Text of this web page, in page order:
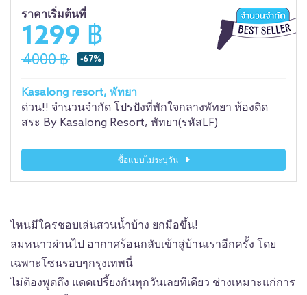
ราคาเริ่มต้นที่
1299 ฿
4000 ฿ -67%
Kasalong resort, พัทยา
ด่วน!! จำนวนจำกัด โปรปังที่พักใจกลางพัทยา ห้องติด
สระ By Kasalong Resort, พัทยา(รหัสLF)
ซื้อแบบไม่ระบุวัน
ไหนมีใครชอบเล่นสวนน้ำบ้าง ยกมือขึ้น!
ลมหนาวผ่านไป อากาศร้อนกลับเข้าสู่บ้านเราอีกครั้ง โดย
เฉพาะโซนรอบๆกรุงเทพนี่
ไม่ต้องพูดถึง แดดเปรี้ยงกันทุกวันเลยทีเดียว ช่างเหมาะแก่การ